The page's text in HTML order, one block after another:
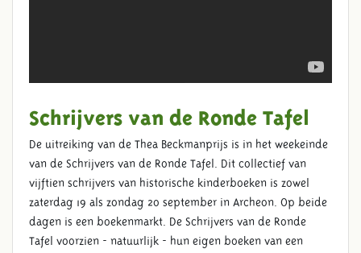
Schrijvers van de Ronde Tafel
De uitreiking van de Thea Beckmanprijs is in het weekeinde
van de Schrijvers van de Ronde Tafel. Dit collectief van
vijftien schrijvers van historische kinderboeken is zowel
zaterdag 19 als zondag 20 september in Archeon. Op beide
dagen is een boekenmarkt. De Schrijvers van de Ronde
Tafel voorzien - natuurlijk - hun eigen boeken van een